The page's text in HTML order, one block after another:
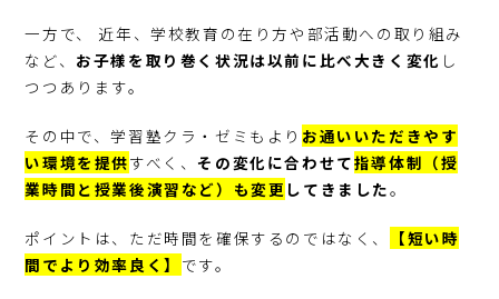
一方で、 近年、学校教育の在り方や部活動への取り組み
など、 お子様を取り巻く状況は以前に比べ大きく変化 し
つつあります。
その中で、学習塾クラ・ゼミもより お通いいただきやす
い環境を提供すべく、 その変化に合わせて指導体制（授
業時間と授業後演習など）も変更 してきました。
ポイントは、ただ時間を確保するのではなく、
【短い時
間でより効率良く】 です。